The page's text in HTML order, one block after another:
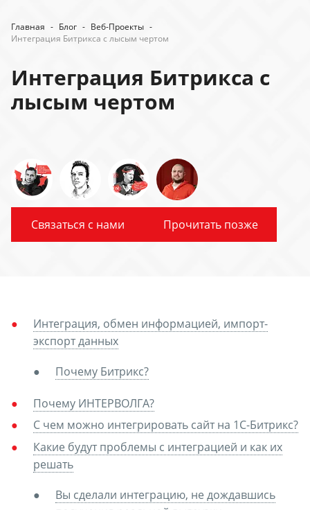
Главная - Блог - Веб-Проекты -
Интеграция Битрикса с лысым чертом
Интеграция Битрикса с
лысым чертом
Связаться с нами Прочитать позже
Интеграция, обмен информацией, импорт-
экспорт данных
Почему Битрикс?
Почему ИНТЕРВОЛГА?
С чем можно интегрировать сайт на 1С-Битрикс?
Какие будут проблемы с интеграцией и как их
решать
Вы сделали интеграцию, не дождавшись